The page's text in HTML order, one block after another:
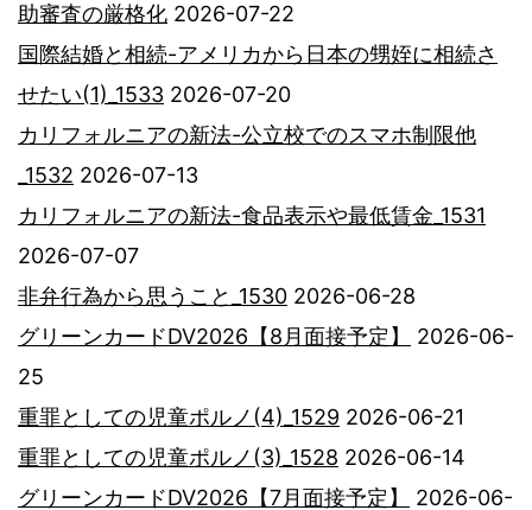
助審査の厳格化 2026-07-22
国際結婚と相続-アメリカから日本の甥姪に相続さ
せたい(1)_1533 2026-07-20
カリフォルニアの新法-公立校でのスマホ制限他
_1532 2026-07-13
カリフォルニアの新法-食品表示や最低賃金_1531
2026-07-07
非弁行為から思うこと_1530 2026-06-28
グリーンカードDV2026【8月面接予定】
2026-06-
25
重罪としての児童ポルノ(4)_1529 2026-06-21
重罪としての児童ポルノ(3)_1528 2026-06-14
グリーンカードDV2026【7月面接予定】
2026-06-